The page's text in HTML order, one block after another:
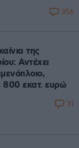
356
της
Αντέχει
800 εκατ. ευρώ
31